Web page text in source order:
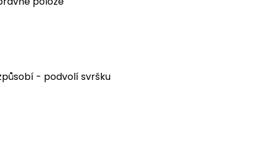
- podvolí svršku